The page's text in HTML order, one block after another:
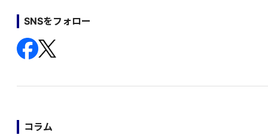
SNSをフォロー
コラム